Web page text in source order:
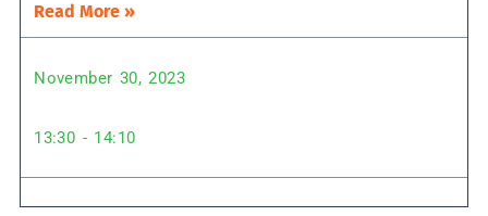
Read More »
November 30, 2023
13:30 - 14:10